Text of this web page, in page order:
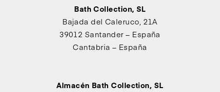
Bath Collection, SL
Bajada del Caleruco, 21A
39012 Santander – España
Cantabria – España
Almacén Bath Collection, SL